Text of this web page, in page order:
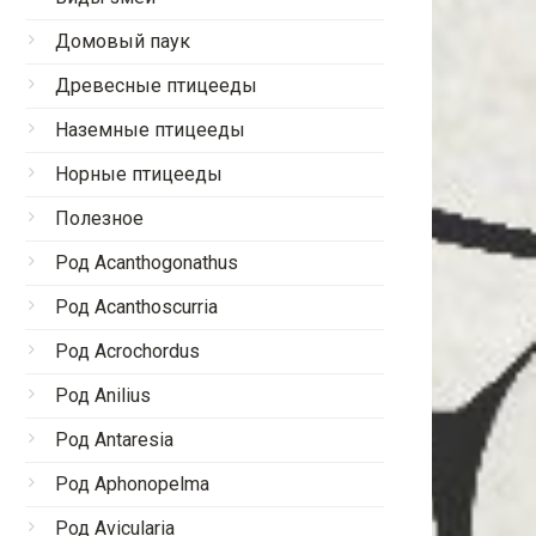
Домовый паук
Древесные птицееды
Наземные птицееды
Норные птицееды
Полезное
Род Acanthogonathus
Род Acanthoscurria
Род Acrochordus
Род Anilius
Род Antaresia
Род Aphonopelma
Род Avicularia